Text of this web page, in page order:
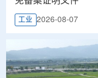
工业 2026-08-07